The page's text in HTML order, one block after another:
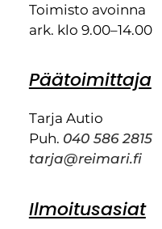
Toimisto avoinna
ark. klo 9.00–14.00
Päätoimittaja
Tarja Autio
Puh. 040 586 2815
tarja@reimari.fi
Ilmoitusasiat